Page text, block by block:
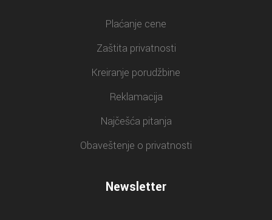
Plaćanje cene
Zaštita privatnosti
Kreiranje porudžbine
Reklamacija
Najčešća pitanja
Obaveštenje o privatnosti
Newsletter